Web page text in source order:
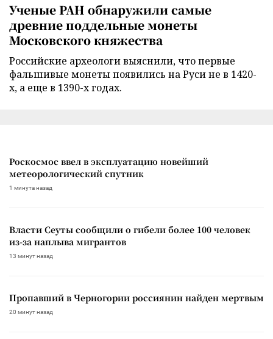
Ученые РАН обнаружили самые
древние поддельные монеты
Московского княжества
Российские археологи выяснили, что первые
фальшивые монеты появились на Руси не в 1420-
х, а еще в 1390-х годах.
Роскосмос ввел в эксплуатацию новейший
метеорологический спутник
1 минута назад
Власти Сеуты сообщили о гибели более 100 человек
из-за наплыва мигрантов
13 минут назад
Пропавший в Черногории россиянин найден мертвым
20 минут назад